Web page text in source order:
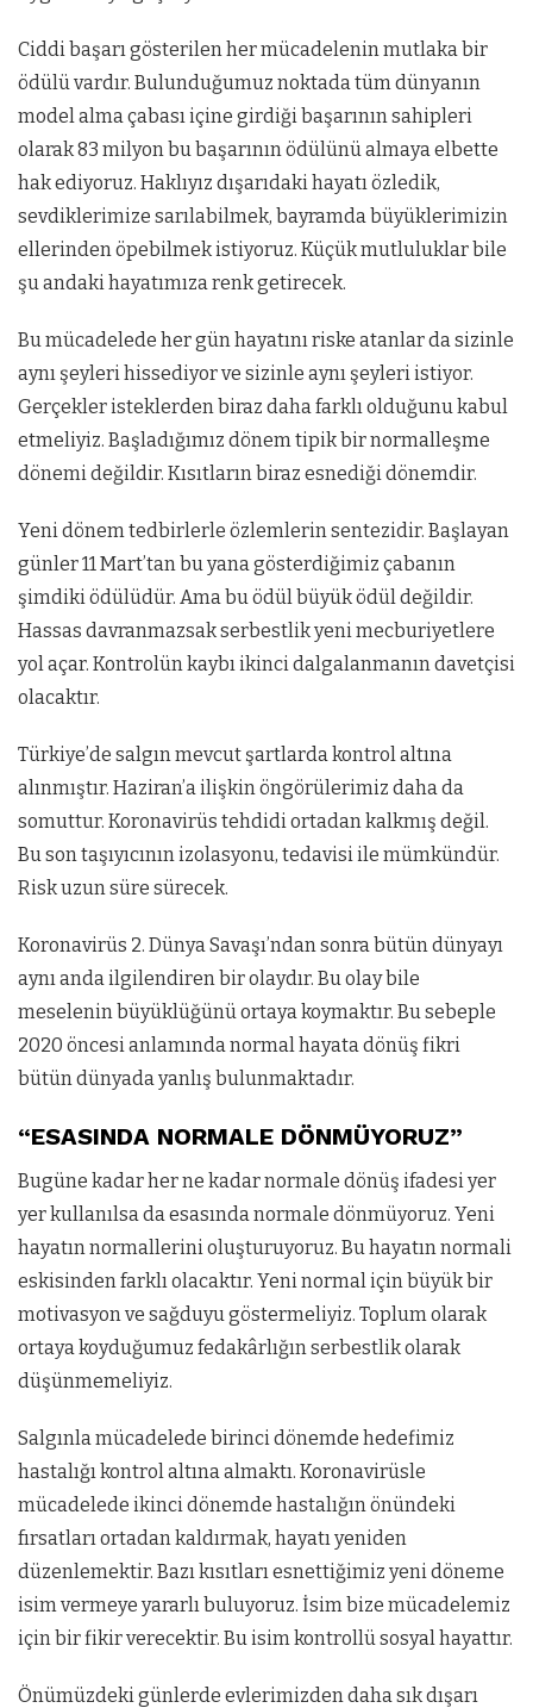
Ciddi başarı gösterilen her mücadelenin mutlaka bir
ödülü vardır. Bulunduğumuz noktada tüm dünyanın
model alma çabası içine girdiği başarının sahipleri
olarak 83 milyon bu başarının ödülünü almaya elbette
hak ediyoruz. Haklıyız dışarıdaki hayatı özledik,
sevdiklerimize sarılabilmek, bayramda büyüklerimizin
ellerinden öpebilmek istiyoruz. Küçük mutluluklar bile
şu andaki hayatımıza renk getirecek.
Bu mücadelede her gün hayatını riske atanlar da sizinle
aynı şeyleri hissediyor ve sizinle aynı şeyleri istiyor.
Gerçekler isteklerden biraz daha farklı olduğunu kabul
etmeliyiz. Başladığımız dönem tipik bir normalleşme
dönemi değildir. Kısıtların biraz esnediği dönemdir.
Yeni dönem tedbirlerle özlemlerin sentezidir. Başlayan
günler 11 Mart’tan bu yana gösterdiğimiz çabanın
şimdiki ödülüdür. Ama bu ödül büyük ödül değildir.
Hassas davranmazsak serbestlik yeni mecburiyetlere
yol açar. Kontrolün kaybı ikinci dalgalanmanın davetçisi
olacaktır.
Türkiye’de salgın mevcut şartlarda kontrol altına
alınmıştır. Haziran’a ilişkin öngörülerimiz daha da
somuttur. Koronavirüs tehdidi ortadan kalkmış değil.
Bu son taşıyıcının izolasyonu, tedavisi ile mümkündür.
Risk uzun süre sürecek.
Koronavirüs 2. Dünya Savaşı’ndan sonra bütün dünyayı
aynı anda ilgilendiren bir olaydır. Bu olay bile
meselenin büyüklüğünü ortaya koymaktır. Bu sebeple
2020 öncesi anlamında normal hayata dönüş fikri
bütün dünyada yanlış bulunmaktadır.
“ESASINDA NORMALE DÖNMÜYORUZ”
Bugüne kadar her ne kadar normale dönüş ifadesi yer
yer kullanılsa da esasında normale dönmüyoruz. Yeni
hayatın normallerini oluşturuyoruz. Bu hayatın normali
eskisinden farklı olacaktır. Yeni normal için büyük bir
motivasyon ve sağduyu göstermeliyiz. Toplum olarak
ortaya koyduğumuz fedakârlığın serbestlik olarak
düşünmemeliyiz.
Salgınla mücadelede birinci dönemde hedefimiz
hastalığı kontrol altına almaktı. Koronavirüsle
mücadelede ikinci dönemde hastalığın önündeki
fırsatları ortadan kaldırmak, hayatı yeniden
düzenlemektir. Bazı kısıtları esnettiğimiz yeni döneme
isim vermeye yararlı buluyoruz. İsim bize mücadelemiz
için bir fikir verecektir. Bu isim kontrollü sosyal hayattır.
Önümüzdeki günlerde evlerimizden daha sık dışarı